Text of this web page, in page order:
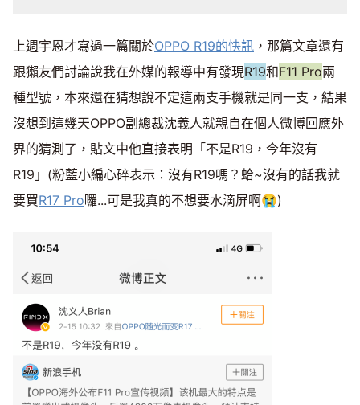
上週宇恩才寫過一篇關於OPPO R19的快訊 ，那篇文章還有
跟獺友們討論說我在外媒的報導中有發現R19和F11 Pro兩
種型號，本來還在猜想說不定這兩支手機就是同一支，結果
沒想到這幾天OPPO副總裁沈義人就親自在個人微博回應外
界的猜測了，貼文中他直接表明「不是R19，今年沒有
R19」(粉藍小編心碎表示：沒有R19嗎？蛤~沒有的話我就
要買R17 Pro囉...可是我真的不想要水滴屏啊😭)